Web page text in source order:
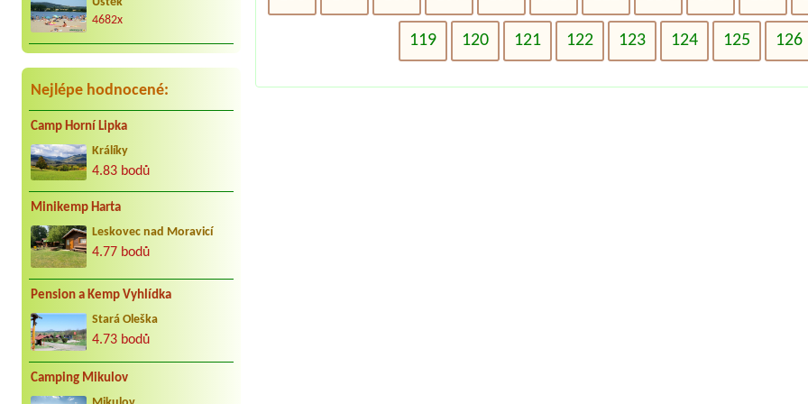
radostně. Děkujeme Vaculovi, Brno.
4682x
Nejlépe hodnocené:
Camp Horní Lipka
Králíky
4.83 bodů
Minikemp Harta
Leskovec nad Moravicí
4.77 bodů
Pension a Kemp Vyhlídka
Stará Oleška
4.73 bodů
Camping Mikulov
119 120 121 122 123 124 125 126